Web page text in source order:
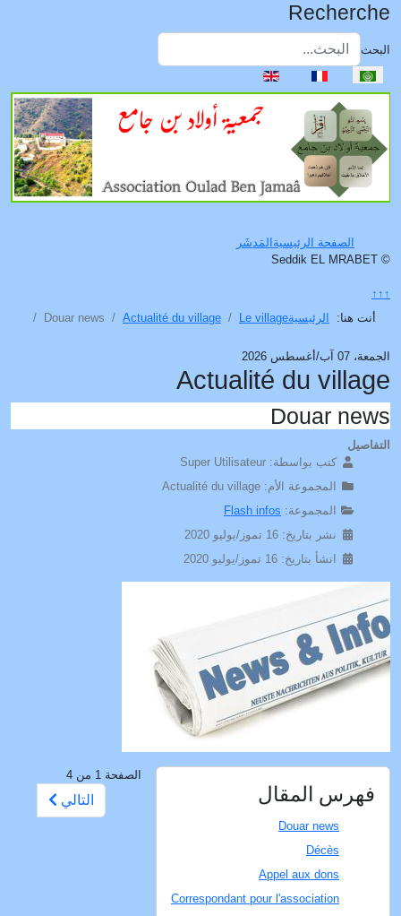
Recherche
البحث
Type 2 or more characters for results.اختر لغتك
الصفحة الرئيسية المَدشَر
© Seddik EL MRABET
↑↑↑
أنت هنا:
الرئيسيةLe village
Actualité du village
Douar news
الجمعة، 07 آب/أغسطس 2026
Actualité du village
Douar news
التفاصيل
كتب بواسطة: Super Utilisateur
المجموعة الأم: Actualité du village
المجموعة: Flash infos
نشر بتاريخ: 16 تموز/يوليو 2020
انشأ بتاريخ: 16 تموز/يوليو 2020
فهرس المقال
Douar news
Décès
Appel aux dons
Correspondant pour l'association
الصفحة 1 من 4
التالي